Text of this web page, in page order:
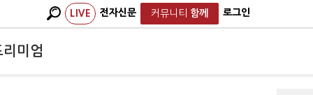
LIVE 전자신문 커뮤니티 함께 로그인
리미엄